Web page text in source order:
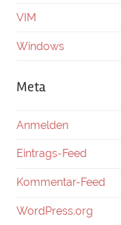
VIM
Windows
Meta
Anmelden
Eintrags-Feed
Kommentar-Feed
WordPress.org